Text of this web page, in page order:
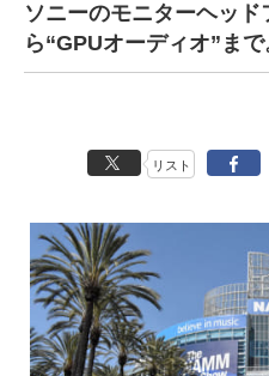
ソニーのモニターヘッ
ら“GPUオーディオ”ま
リスト